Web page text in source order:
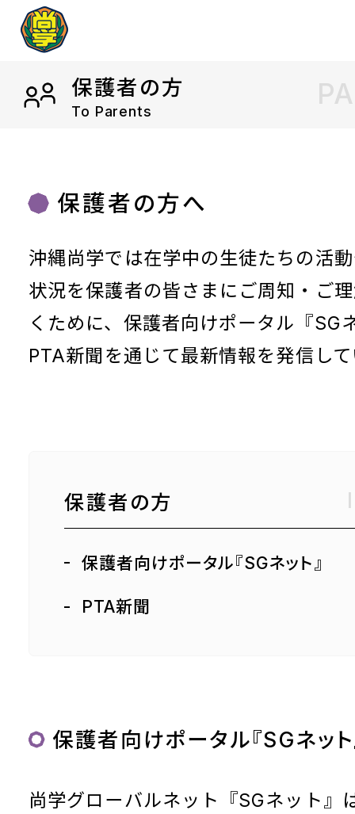
保護者の方
To Parents
保護者の方へ
沖縄尚学では在学中の生徒たちの活
状況を保護者の皆さまにご周知・ご
くために、保護者向けポータル『SG
PTA新聞を通じて最新情報を発信し
保護者の方
保護者向けポータル『SGネット』
PTA新聞
保護者向けポータル『SGネット
尚学グローバルネット『SGネット』